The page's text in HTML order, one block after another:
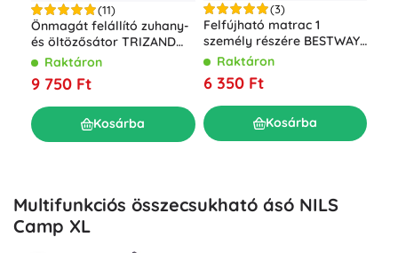
(11)
Önmagát felállító zuhany-
és öltözősátor TRIZAND
fekete
Raktáron
9 750 Ft
Kosárba
(3)
Felfújható matrac 1
személy részére BESTWAY
Air Mattress Jr. Twin 185 ×
Raktáron
6 350 Ft
Kosárba
Multifunkciós összecsukható ásó NILS
Camp XL